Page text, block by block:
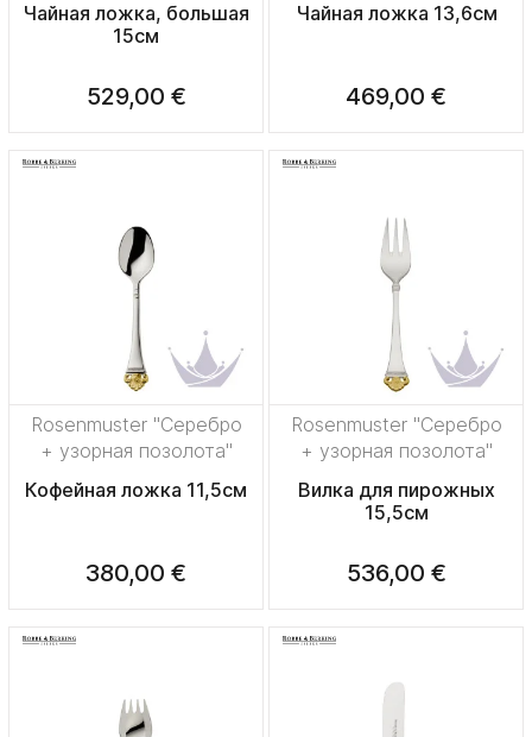
Чайная ложка, большая
15см
529,00 €
Чайная ложка 13,6см
469,00 €
Rosenmuster "Серебро
+ узорная позолота"
Кофейная ложка 11,5см
380,00 €
Rosenmuster "Серебро
+ узорная позолота"
Вилка для пирожных
15,5см
536,00 €